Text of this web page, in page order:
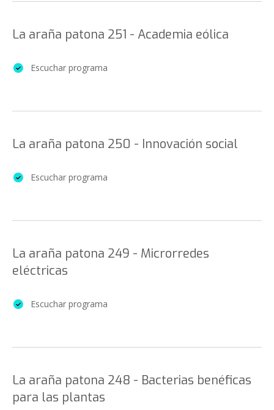
La araña patona 251 - Academia eólica
Escuchar programa
La araña patona 250 - Innovación social
Escuchar programa
La araña patona 249 - Microrredes
eléctricas
Escuchar programa
La araña patona 248 - Bacterias benéficas
para las plantas